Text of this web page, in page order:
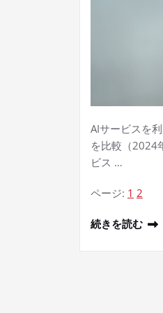
AIサービスを
を比較（2024
ビス …
ページ: 1 2
続きを読む